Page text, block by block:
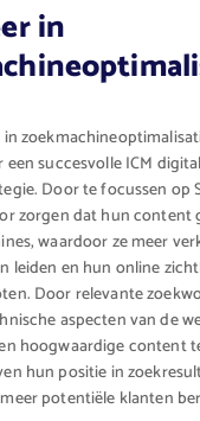
in
een succesvolle ICM
Door te focussen op
zorgen dat hun content
waardoor ze meer
leiden en hun online
Door relevante
aspecten van de
hoogwaardige content
hun positie in
potentiële klanten